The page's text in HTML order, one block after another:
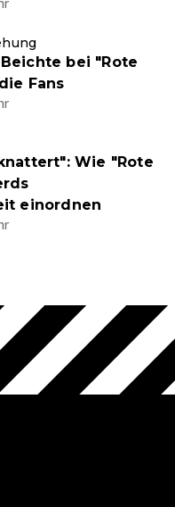
bei "Rote
Fans
Wie "Rote
einordnen